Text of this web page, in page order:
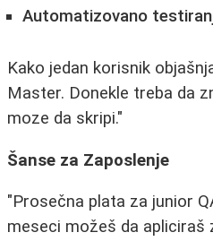
Automatizovano
Kako jedan korisnik
Master. Donekle treba da
moze da skripi."
Šanse za Zaposlenje
"Prosečna plata za junior
meseci možeš da apliciraš